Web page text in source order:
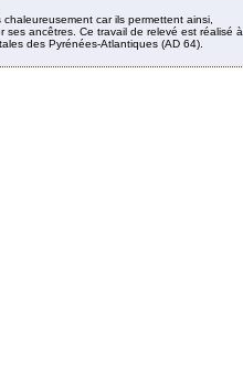
car ils permettent ainsi,
ancêtres. Ce travail de relevé est réalisé à
des Pyrénées-Atlantiques (AD 64).